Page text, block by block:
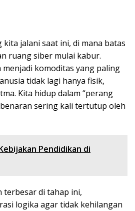
kita jalani saat ini, di mana batas
ruang siber mulai kabur.
komoditas yang paling
tidak lagi hanya fisik,
Kita hidup dalam “perang
sering kali tertutup oleh
Pendidikan di
di tahap ini,
logika agar tidak kehilangan